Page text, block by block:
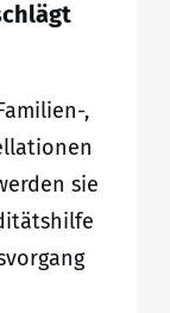
,
sie